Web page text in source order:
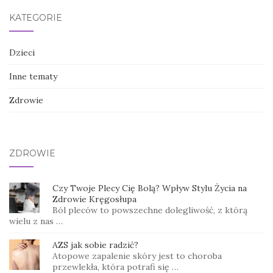
KATEGORIE
Dzieci
Inne tematy
Zdrowie
ZDROWIE
Czy Twoje Plecy Cię Bolą? Wpływ Stylu Życia na
Zdrowie Kręgosłupa
Ból pleców to powszechne dolegliwość, z którą
wielu z nas …
AZS jak sobie radzić?
Atopowe zapalenie skóry jest to choroba
przewlekła, która potrafi się …